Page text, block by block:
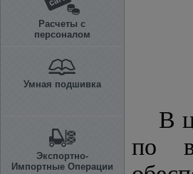
Расчеты с
персоналом
Умная подшивка
Экспортно-
Импортные Операции
В
по